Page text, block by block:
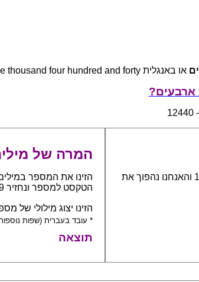
או באנגלית twelve thousand four hundred and forty
כתבו את המספר אותו יש להפוך למילים, לדוגמא: 1,921 והאנחנו נהפוך את
המרה של
הזינו את המספר
הטקסט למספר ונחזיר 329
הזינו יצוג מילולי של
* עובד בעברית (שפות
תוצאה